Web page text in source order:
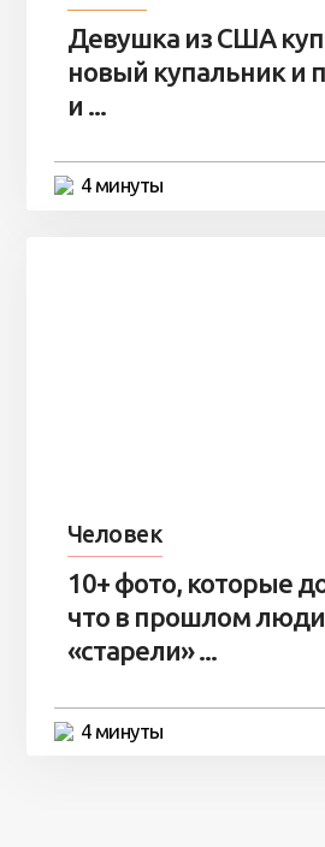
Девушка из США
новый купальник и
и ...
4 минуты
Человек
10+ фото, которые
что в прошлом люди
«старели» ...
4 минуты